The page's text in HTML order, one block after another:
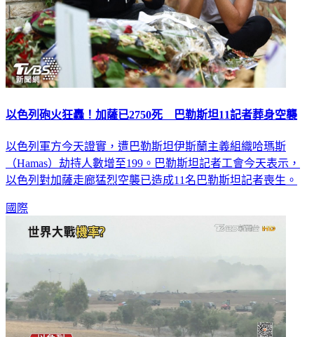
以色列砲火狂轟！加薩已2750死 巴勒斯坦11記者葬身空襲
以色列軍方今天證實，遭巴勒斯坦伊斯蘭主義組織哈瑪斯
（Hamas）劫持人數增至199。巴勒斯坦記者工會今天表示，
以色列對加薩走廊猛烈空襲已造成11名巴勒斯坦記者喪生。
國際